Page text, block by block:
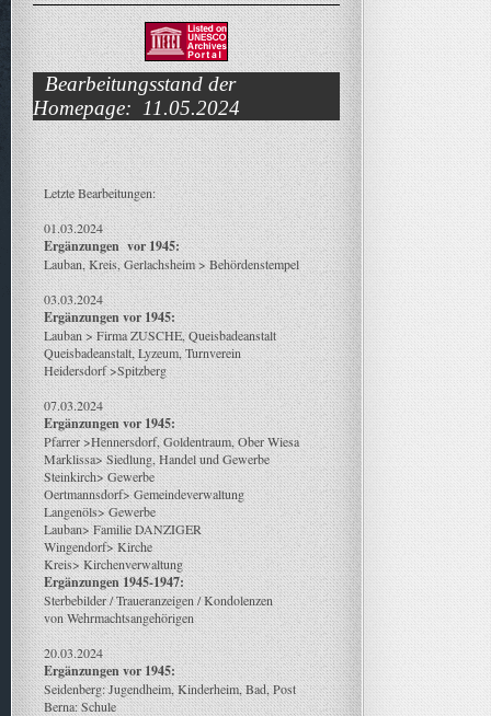
Bearbeitungsstand der
Homepage: 11.05.2024
Letzte Bearbeitungen:
01.03.2024
Ergänzungen vor 1945:
Lauban, Kreis, Gerlachsheim > Behördenstempel
03.03.2024
Ergänzungen vor 1945:
Lauban > Firma ZUSCHE, Queisbadeanstalt
Queisbadeanstalt, Lyzeum, Turnverein
Heidersdorf >Spitzberg
07.03.2024
Ergänzungen vor 1945:
Pfarrer >Hennersdorf, Goldentraum, Ober Wiesa
Marklissa> Siedlung, Handel und Gewerbe
Steinkirch> Gewerbe
Oertmannsdorf> Gemeindeverwaltung
Langenöls> Gewerbe
Lauban> Familie DANZIGER
Wingendorf> Kirche
Kreis> Kirchenverwaltung
Ergänzungen 1945-1947:
Sterbebilder / Traueranzeigen / Kondolenzen
von Wehrmachtsangehörigen
20.03.2024
Ergänzungen vor 1945:
Seidenberg: Jugendheim, Kinderheim, Bad, Post
Berna: Schule